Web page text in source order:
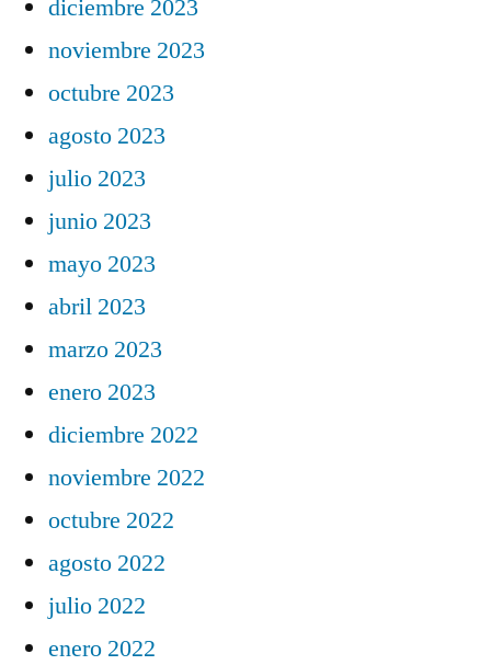
diciembre 2023
noviembre 2023
octubre 2023
agosto 2023
julio 2023
junio 2023
mayo 2023
abril 2023
marzo 2023
enero 2023
diciembre 2022
noviembre 2022
octubre 2022
agosto 2022
julio 2022
enero 2022